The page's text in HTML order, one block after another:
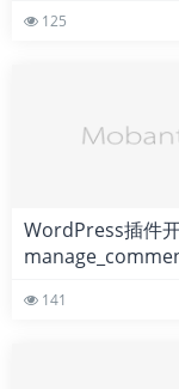
125
WordPress插件
141